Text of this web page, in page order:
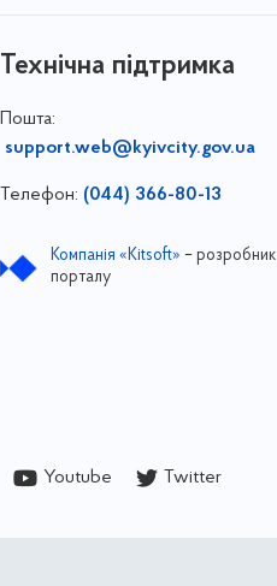
Технічна підтримка
Пошта:
support.web@kyivcity.gov.ua
Телефон: (044) 366-80-13
Компанія «Kitsoft» – розробник
порталу
Youtube
Twitter